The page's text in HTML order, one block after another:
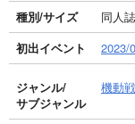
種別/サイズ
同人
初出イベント
2023/
ジャンル/
サブジャンル
機動